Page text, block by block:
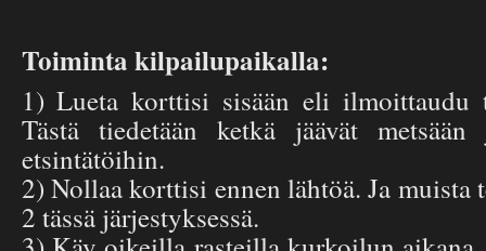
Toiminta kilpailupaikalla:
1) Lueta korttisi sisään eli ilmoittaudu
Tästä tiedetään ketkä jäävät
etsintätöihin.
2) Nollaa korttisi ennen lähtöä. Ja muista
2 tässä järjestyksessä.